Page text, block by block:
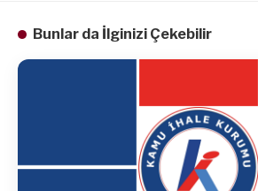
Bunlar da İlginizi Çekebilir